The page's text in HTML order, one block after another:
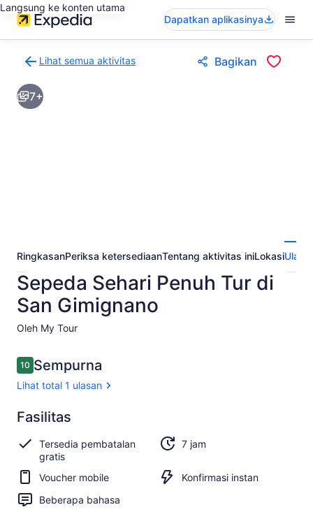
Langsung ke konten utama
Dapatkan aplikasinya
Lihat semua aktivitas
ke
halaman
hasil
Bagikan
7+
RingkasanPeriksa ketersediaanTentang aktivitas iniLokasi
Sepeda Sehari Penuh Tur di
San Gimignano
Oleh My Tour
Ulasan
1010 dari 10
Sempurna
Lihat total 1 ulasan
10.0
10.0 dari 10
Istimewa
Lihat
1
ulasan
Fasilitas
Tersedia pembatalan
gratis
7 jam
Voucher mobile
Konfirmasi instan
Beberapa bahasa